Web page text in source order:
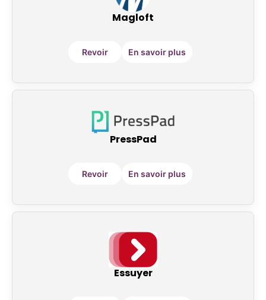
Magloft
Revoir En savoir plus
PressPad
Revoir En savoir plus
Essuyer